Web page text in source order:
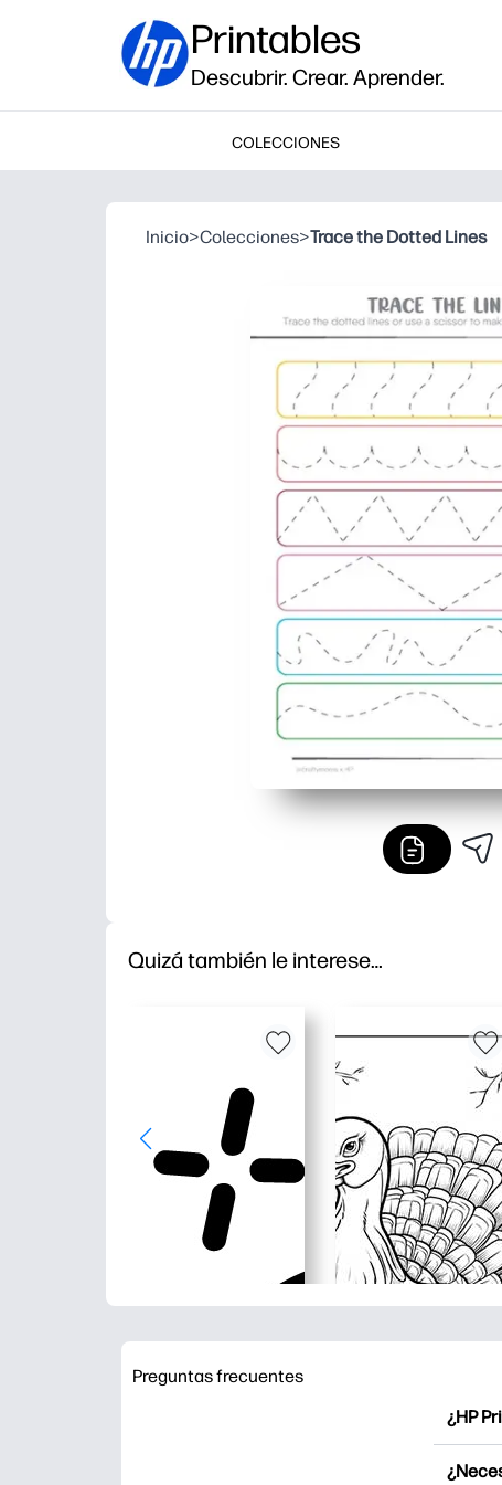
Printables
Descubrir. Crear. Aprender.
COLECCIONES
Inicio>Colecciones>Trace the Dotted Lines
Quizá también le interese…
Preguntas frecuentes
¿HP